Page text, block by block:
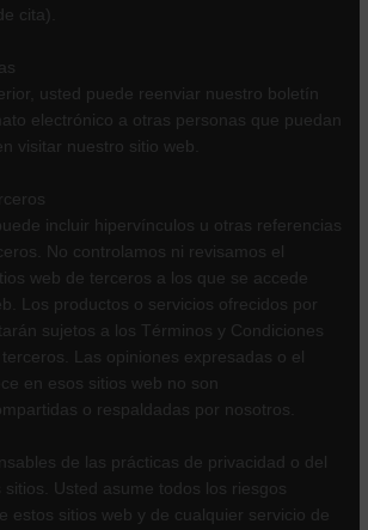
cita).
usted puede reenviar nuestro boletín
electrónico a otras personas que puedan
visitar nuestro sitio web.
incluir hipervínculos u otras referencias
No controlamos ni revisamos el
web de terceros a los que se accede
Los productos o servicios ofrecidos por
sujetos a los Términos y Condiciones
Las opiniones expresadas o el
en esos sitios web no son
o respaldadas por nosotros.
de las prácticas de privacidad o del
Usted asume todos los riesgos
estos sitios web y de cualquier servicio de